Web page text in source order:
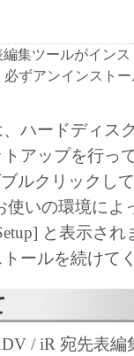
または該当国
、本ソフトウ
に輸出しては
集ツールがイン
ずアンインスト
ハードディス
アップを行っ
ルクリックし
使いの環境によ
と表示さ
ールを続けて
/ iR 宛先表編